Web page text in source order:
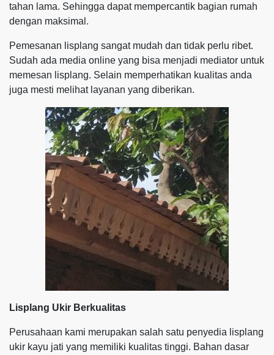
tahan lama. Sehingga dapat mempercantik bagian rumah
dengan maksimal.
Pemesanan lisplang sangat mudah dan tidak perlu ribet.
Sudah ada media online yang bisa menjadi mediator untuk
memesan lisplang. Selain memperhatikan kualitas anda
juga mesti melihat layanan yang diberikan.
Lisplang Ukir Berkualitas
Perusahaan kami merupakan salah satu penyedia lisplang
ukir kayu jati yang memiliki kualitas tinggi. Bahan dasar